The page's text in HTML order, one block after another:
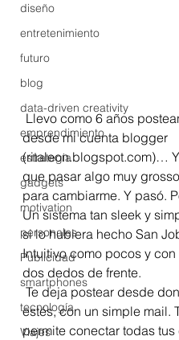
diseño
entretenimiento
futuro
blog
data-driven creativity
emprendimiento
estrategia
gadgets
motivation
personales
Publicidad
smartphones
tecnología
Viajes
Llevo como 6 años posteando
desde mi cuenta blogger
(ritaleon.blogspot.com)…
que pasar algo muy
para cambiarme. Y pasó.
Un sistema tan sleek y
si lo hubiera hecho San
Intuitivo como pocos y con
dos dedos de frente.
Te deja postear desde donde
estés, con un simple mail.
permite conectar todas tus